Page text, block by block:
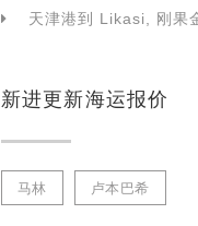
天津港到 Likasi, 刚果
新进更新海运报价
马林 卢本巴希